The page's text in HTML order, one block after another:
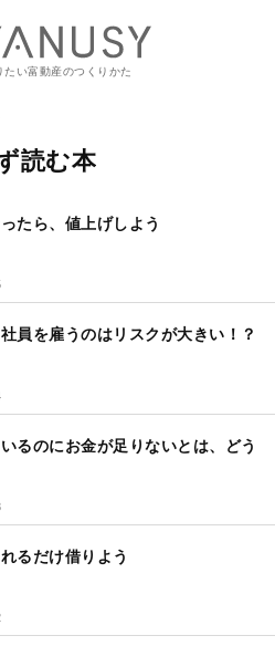
たい富動産のつくりかた
読む本
たら、値上げしよう
員を雇うのはリスクが大きい！？
るのにお金が足りないとは、どう
るだけ借りよう